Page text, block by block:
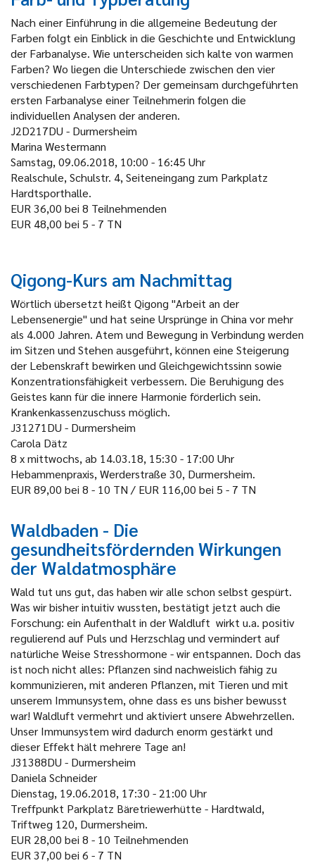
Nach einer Einführung in die allgemeine Bedeutung der
Farben folgt ein Einblick in die Geschichte und Entwicklung
der Farbanalyse. Wie unterscheiden sich kalte von warmen
Farben? Wo liegen die Unterschiede zwischen den vier
verschiedenen Farbtypen? Der gemeinsam durchgeführten
ersten Farbanalyse einer Teilnehmerin folgen die
individuellen Analysen der anderen.
J2D217DU - Durmersheim
Marina Westermann
Samstag, 09.06.2018, 10:00 - 16:45 Uhr
Realschule, Schulstr. 4, Seiteneingang zum Parkplatz
Hardtsporthalle.
EUR 36,00 bei 8 Teilnehmenden
EUR 48,00 bei 5 - 7 TN
Qigong-Kurs am Nachmittag
Wörtlich übersetzt heißt Qigong "Arbeit an der
Lebensenergie" und hat seine Ursprünge in China vor mehr
als 4.000 Jahren. Atem und Bewegung in Verbindung werden
im Sitzen und Stehen ausgeführt, können eine Steigerung
der Lebenskraft bewirken und Gleichgewichtssinn sowie
Konzentrationsfähigkeit verbessern. Die Beruhigung des
Geistes kann für die innere Harmonie förderlich sein.
Krankenkassenzuschuss möglich.
J31271DU - Durmersheim
Carola Dätz
8 x mittwochs, ab 14.03.18, 15:30 - 17:00 Uhr
Hebammenpraxis, Werderstraße 30, Durmersheim.
EUR 89,00 bei 8 - 10 TN / EUR 116,00 bei 5 - 7 TN
Waldbaden - Die
gesundheitsfördernden Wirkungen
der Waldatmosphäre
Wald tut uns gut, das haben wir alle schon selbst gespürt.
Was wir bisher intuitiv wussten, bestätigt jetzt auch die
Forschung: ein Aufenthalt in der Waldluft wirkt u.a. positiv
regulierend auf Puls und Herzschlag und vermindert auf
natürliche Weise Stresshormone - wir entspannen. Doch das
ist noch nicht alles: Pflanzen sind nachweislich fähig zu
kommunizieren, mit anderen Pflanzen, mit Tieren und mit
unserem Immunsystem, ohne dass es uns bisher bewusst
war! Waldluft vermehrt und aktiviert unsere Abwehrzellen.
Unser Immunsystem wird dadurch enorm gestärkt und
dieser Effekt hält mehrere Tage an!
J31388DU - Durmersheim
Daniela Schneider
Dienstag, 19.06.2018, 17:30 - 21:00 Uhr
Treffpunkt Parkplatz Bäretriewerhütte - Hardtwald,
Triftweg 120, Durmersheim.
EUR 28,00 bei 8 - 10 Teilnehmenden
EUR 37,00 bei 6 - 7 TN